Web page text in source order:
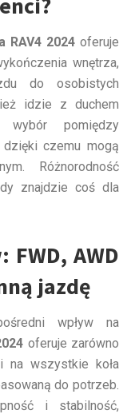
RAV4 2024 oferuje
wnętrza,
do osobistych
idzie z duchem
pomiędzy
dzięki czemu mogą
Różnorodność
znajdzie coś dla
AWD
jazdę
wpływ na
oferuje zarówno
na wszystkie koła
do potrzeb.
i stabilność,